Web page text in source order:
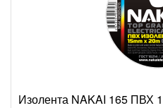
Изолента NAKAI 165 ПВХ